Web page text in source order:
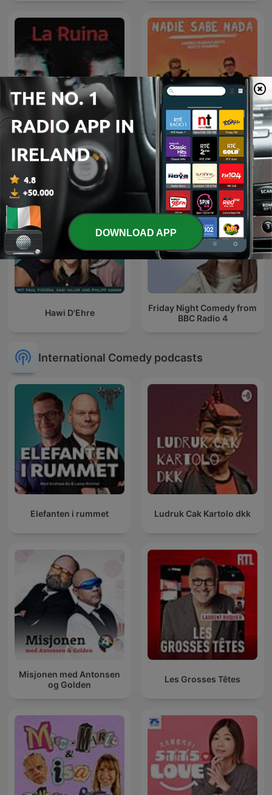
La Ruina Nadie Sabe Nada
Hawi D'Ehre
Friday Night Comedy from
BBC Radio 4
International Comedy podcasts
Elefanten i rummet Ludruk Cak Kartolo dkk
Misjonen med Antonsen
og Golden
Les Grosses Têtes
DOWNLOAD APP